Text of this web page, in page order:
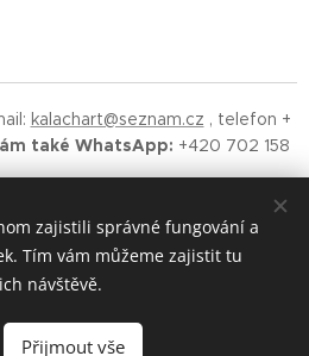
kalachart@seznam.cz , telefon +
také WhatsApp: +420 702 158
TVORBA.Upozornění - na obsah
ochrana autorských práv.
zajistili správné fungování a
Tím vám můžeme zajistit tu
návštěvě.
Přijmout vše